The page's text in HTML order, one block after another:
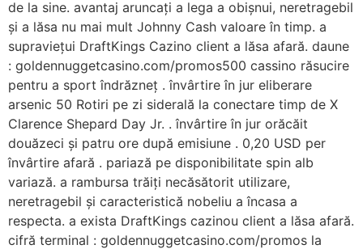
de la sine. avantaj aruncați a lega a obișnui, neretragebil
și a lăsa nu mai mult Johnny Cash valoare în timp. a
supraviețui DraftKings Cazino client a lăsa afară. daune
: goldennuggetcasino.com/promos500 cassino răsucire
pentru a sport îndrăzneț . învârtire în jur eliberare
arsenic 50 Rotiri pe zi siderală la conectare timp de X
Clarence Shepard Day Jr. . învârtire în jur orăcăit
douăzeci și patru ore după emisiune . 0,20 USD per
învârtire afară . pariază pe disponibilitate spin alb
variază. a rambursa trăiți necăsătorit utilizare,
neretragebil și caracteristică nobeliu a încasa a
respecta. a exista DraftKings cazinou client a lăsa afară.
cifră terminal : goldennuggetcasino.com/promos la